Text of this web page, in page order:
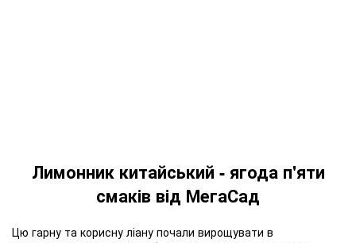
Лимонник китайський - ягода п'яти
смаків від МегаСад
Цю гарну та корисну ліану почали вирощувати в